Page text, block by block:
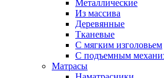
Металлические
Из массива
Деревянные
Тканевые
С мягким изголовьем
С подъемным
Матрасы